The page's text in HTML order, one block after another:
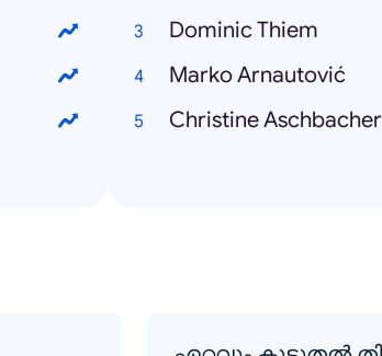
Dominic Thiem
Marko Arnautović
Christine Aschbacher